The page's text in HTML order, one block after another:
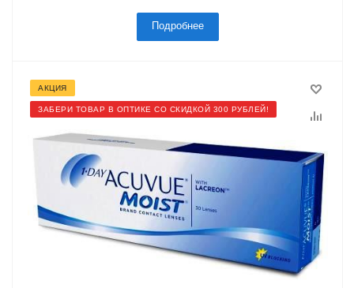
Подробнее
АКЦИЯ
ЗАБЕРИ ТОВАР В ОПТИКЕ СО СКИДКОЙ 300 РУБЛЕЙ!